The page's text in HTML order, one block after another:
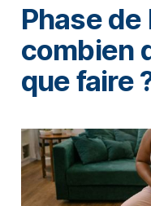
Phase
combien
que faire